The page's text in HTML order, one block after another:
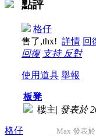
點評
格仔
售了,thx! 詳情 回
回復 支持 反對
使用道具 舉報
格仔
板凳
樓主| 發表於
Max 發表